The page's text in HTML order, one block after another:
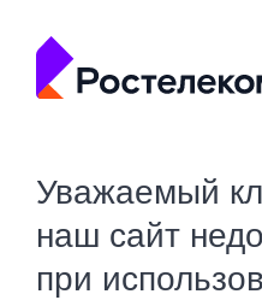
Уважаемый
наш сайт
при